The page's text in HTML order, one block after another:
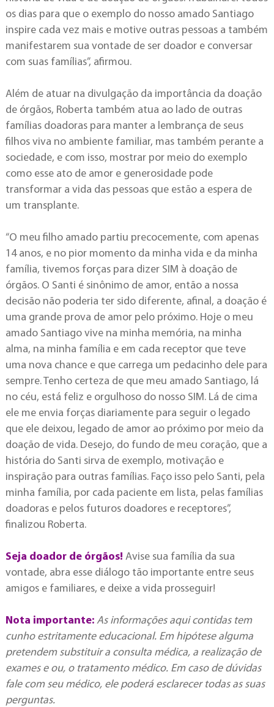
os dias para que o exemplo do nosso amado Santiago
inspire cada vez mais e motive outras pessoas a também
manifestarem sua vontade de ser doador e conversar
com suas famílias”, afirmou.
Além de atuar na divulgação da importância da doação
de órgãos, Roberta também atua ao lado de outras
famílias doadoras para manter a lembrança de seus
filhos viva no ambiente familiar, mas também perante a
sociedade, e com isso, mostrar por meio do exemplo
como esse ato de amor e generosidade pode
transformar a vida das pessoas que estão a espera de
um transplante.
“O meu filho amado partiu precocemente, com apenas
14 anos, e no pior momento da minha vida e da minha
família, tivemos forças para dizer SIM à doação de
órgãos. O Santi é sinônimo de amor, então a nossa
decisão não poderia ter sido diferente, afinal, a doação é
uma grande prova de amor pelo próximo. Hoje o meu
amado Santiago vive na minha memória, na minha
alma, na minha família e em cada receptor que teve
uma nova chance e que carrega um pedacinho dele para
sempre. Tenho certeza de que meu amado Santiago, lá
no céu, está feliz e orgulhoso do nosso SIM. Lá de cima
ele me envia forças diariamente para seguir o legado
que ele deixou, legado de amor ao próximo por meio da
doação de vida. Desejo, do fundo de meu coração, que a
história do Santi sirva de exemplo, motivação e
inspiração para outras famílias. Faço isso pelo Santi, pela
minha família, por cada paciente em lista, pelas famílias
doadoras e pelos futuros doadores e receptores”,
finalizou Roberta.
Seja doador de órgãos! Avise sua família da sua
vontade, abra esse diálogo tão importante entre seus
amigos e familiares, e deixe a vida prosseguir!
Nota importante:As informações aqui contidas tem
cunho estritamente educacional. Em hipótese alguma
pretendem substituir a consulta médica, a realização de
exames e ou, o tratamento médico. Em caso de dúvidas
fale com seu médico, ele poderá esclarecer todas as suas
perguntas.